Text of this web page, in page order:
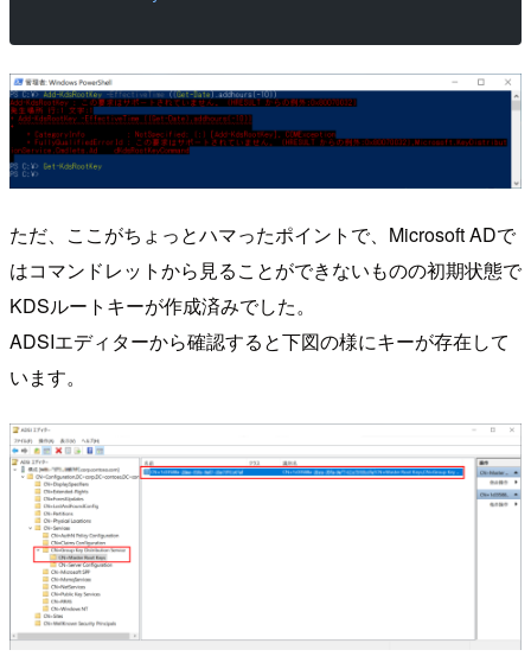
ただ、ここがちょっとハマったポイントで、Microsoft ADで
はコマンドレットから見ることができないものの初期状態で
KDSルートキーが作成済みでした。
ADSIエディターから確認すると下図の様にキーが存在して
います。